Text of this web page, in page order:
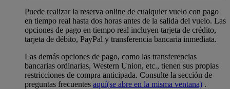
Puede realizar la reserva online de cualquier vuelo con pago
en tiempo real hasta dos horas antes de la salida del vuelo. Las
opciones de pago en tiempo real incluyen tarjeta de crédito,
tarjeta de débito, PayPal y transferencia bancaria inmediata.
Las demás opciones de pago, como las transferencias
bancarias ordinarias, Western Union, etc., tienen sus propias
restricciones de compra anticipada. Consulte la sección de
preguntas frecuentes aquí(se abre en la misma ventana) .